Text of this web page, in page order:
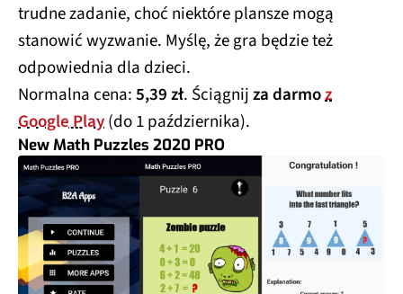
trudne zadanie, choć niektóre plansze mogą
stanowić wyzwanie. Myślę, że gra będzie też
odpowiednia dla dzieci.
Normalna cena:5,39 zł. Ściągnijza darmoz
Google Play(do 1 października).
New Math Puzzles 2020 PRO